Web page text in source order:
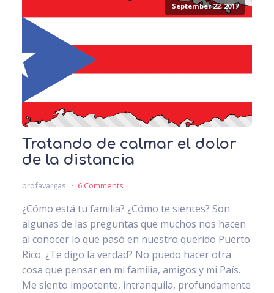
September 22, 2017
Tratando de calmar el dolor
de la distancia
profavargas 6 Comments
¿Cómo está tu familia? ¿Cómo te sientes? Son
algunas de las preguntas que muchos nos hacen
al conocer lo que pasó en nuestro querido Puerto
Rico. ¿Te digo la verdad? No puedo hacer otra
cosa que pensar en mi familia, amigos y mi País.
Me siento impotente, intranquila, profundamente